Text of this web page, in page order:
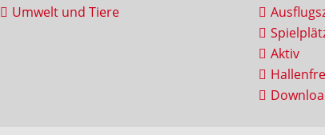
Umwelt und Tiere
Aktiv